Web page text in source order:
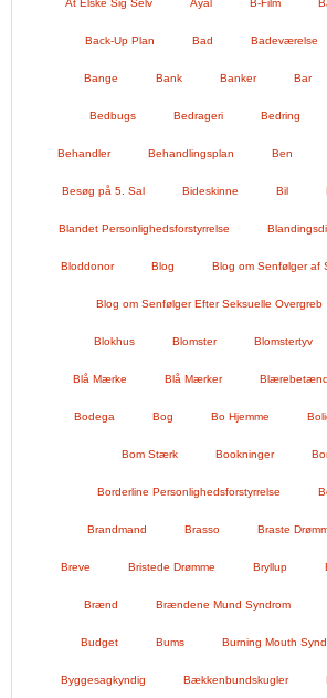
At Elske Sig Selv Ayal B-Film
Back-Up Plan Bad Badeværelse
Bange Bank Banker Bar
Bedbugs Bedrageri Bedring
Behandler Behandlingsplan Ben
Besøg på 5. Sal Bideskinne Bil
Blandet Personlighedsforstyrrelse
Bloddonor Blog Blog om Senfølger af
Blog om Senfølger Efter Seksuelle Overgreb
Blokhus Blomster Blomstertyv
Blå Mærke Blå Mærker
Bodega Bog Bo Hjemme
Bom Stærk Bookninger
Borderline Personlighedsforstyrrelse
Brandmand Brasso Braste
Breve Bristede Drømme Bryllup
Brænd Brændene Mund Syndrom
Budget Bums Burning Mouth
Byggesagkyndig Bækkenbundskugler